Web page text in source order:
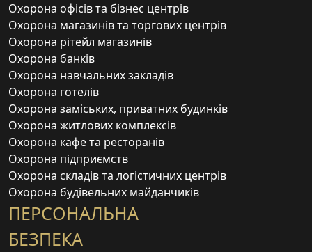
Охорона офісів та бізнес центрів
Охорона магазинів та торгових центрів
Охорона рітейл магазинів
Охорона банків
Охорона навчальних закладів
Охорона готелів
Охорона заміських, приватних будинків
Охорона житлових комплексів
Охорона кафе та ресторанів
Охорона підприємств
Охорона складів та логістичних центрів
Охорона будівельних майданчиків
ПЕРСОНАЛЬНА
БЕЗПЕКА